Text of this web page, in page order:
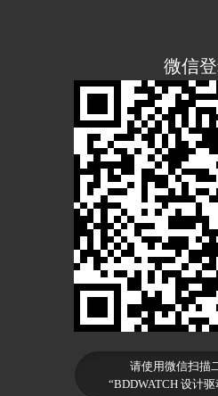
微信
请使用微信扫描
“BDDWATCH 设计